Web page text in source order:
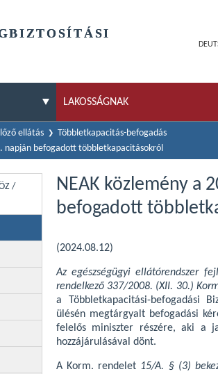
LAKOSSÁGNAK
ellátás
Többletkapacitás-befogadás
napján befogadott többletkapacitásokról
/
NEAK közlemény a
befogadott
(2024.08.12)
Az egészségügyi ellátórendszer
rendelkező 337/2008. (XII. 30.)
a Többletkapacitási-befogadási
ülésén megtárgyalt befogadási
felelős miniszter részére, aki a
hozzájárulásával dönt.
A Korm. rendelet 15/A. § (3)